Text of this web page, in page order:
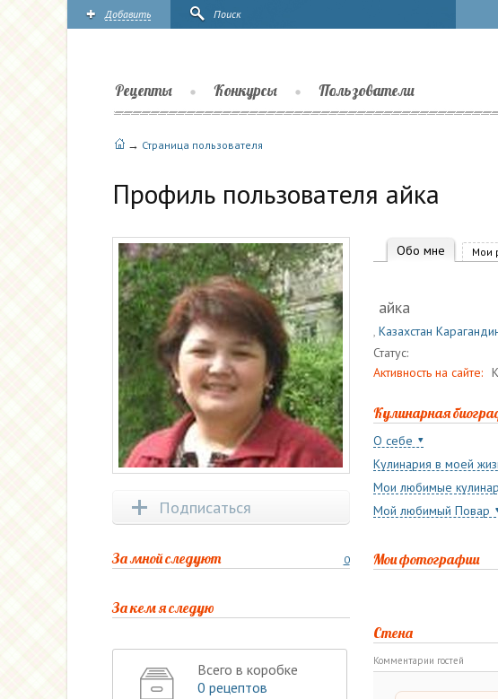
Добавить Поиск
Рецепты Конкурсы Пользователи
→ Страница пользователя
Профиль пользователя айка
Обо мне Мои
айка
, Казахстан
Статус:
Активность на сайте:
Кулинарная
О себе
Кулинария в моей
Мои любимые
Мой любимый Повар
Мои фотографии
Стена
Комментарии гостей
Подписаться
0
За мной следуют
За кем я следую
Всего в коробке
0 рецептов